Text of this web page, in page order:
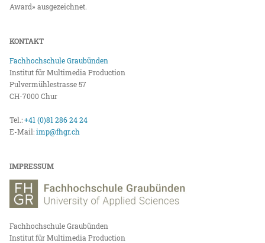
Award» ausgezeichnet.
KONTAKT
Fachhochschule Graubünden
Institut für Multimedia Production
Pulvermühlestrasse 57
CH-7000 Chur
Tel.:+41 (0)81 286 24 24
E-Mail:imp@fhgr.ch
IMPRESSUM
Fachhochschule Graubünden
Institut für Multimedia Production